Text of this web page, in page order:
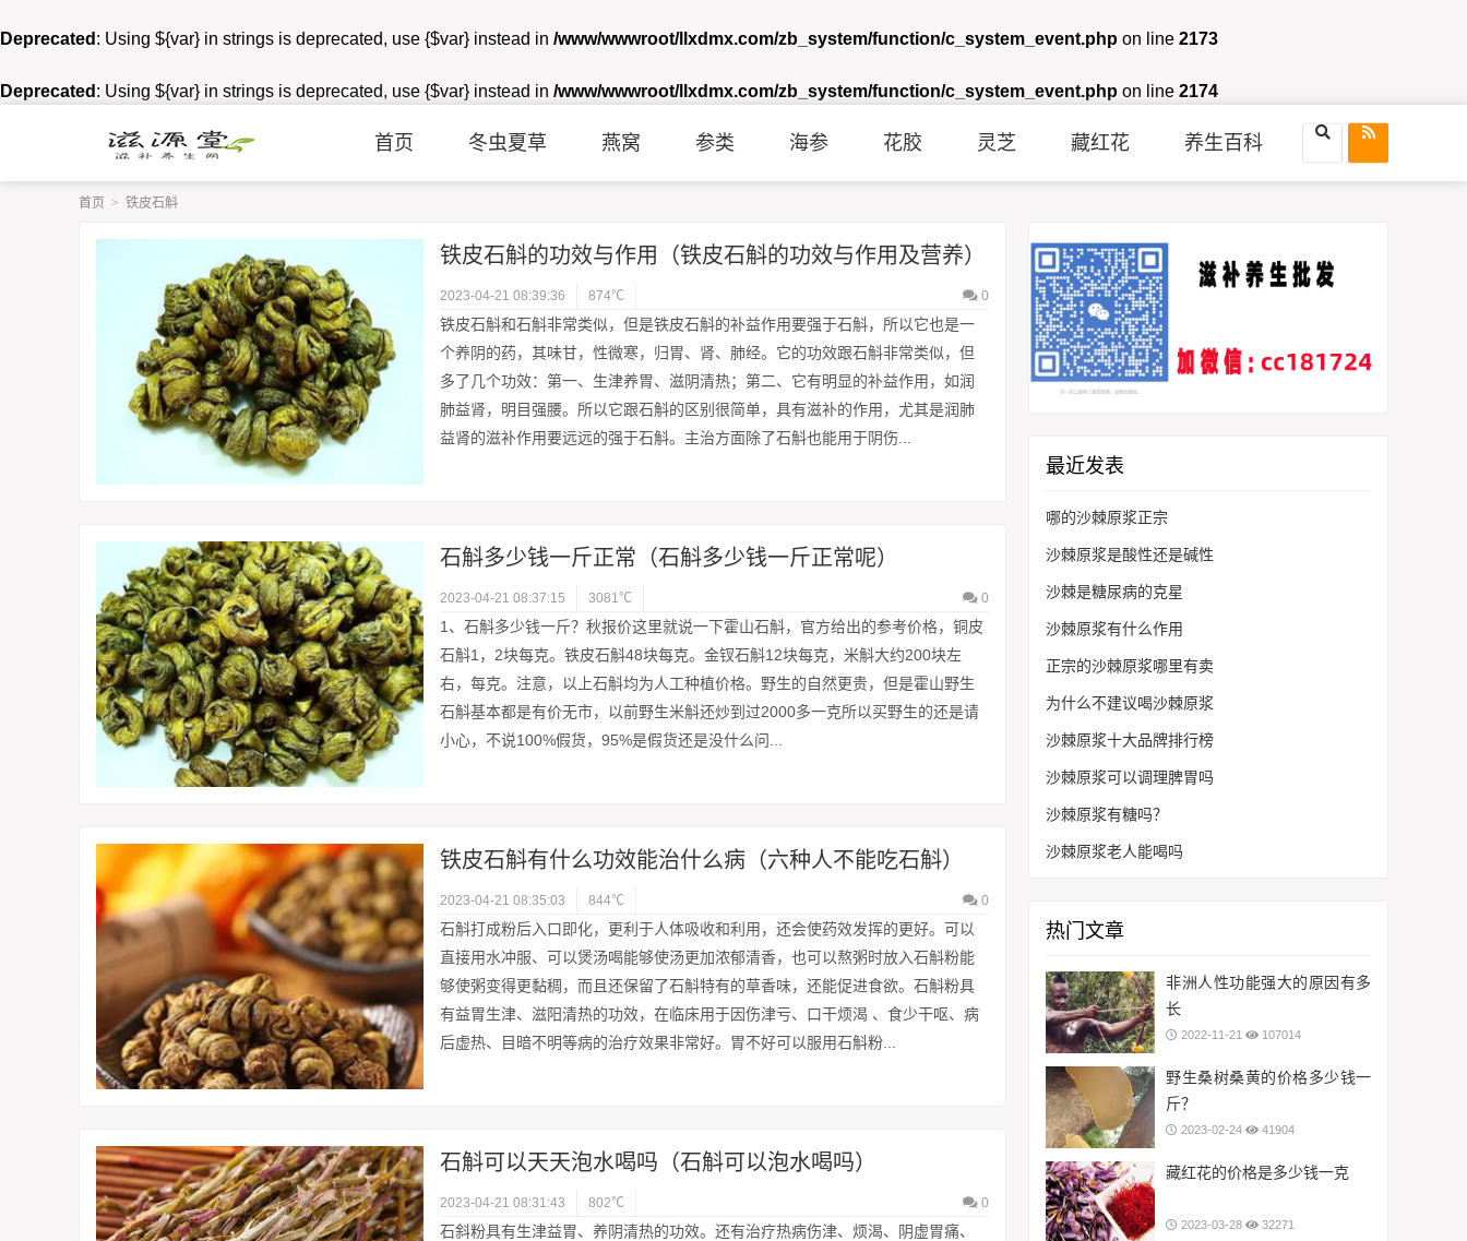
Deprecated : Using ${var} in strings is deprecated, use {$var} instead in /www/wwwroot/llxdmx.com/zb_system/function/c_system_event.php on line 2173
Deprecated : Using ${var} in strings is deprecated, use {$var} instead in /www/wwwroot/llxdmx.com/zb_system/function/c_system_event.php on line 2174
首页 冬虫夏草 燕窝 参类 海参 花胶 灵芝 藏红花 养生百科
首页 > 铁皮石斛
铁皮石斛的功效与作用（铁皮石斛的功效与作用及营养）
2023-04-21 08:39:36 874℃ 0
铁皮石斛和石斛非常类似，但是铁皮石斛的补益作用要强于石斛，所以它也是一
个养阴的药，其味甘，性微寒，归胃、肾、肺经。它的功效跟石斛非常类似，但
多了几个功效：第一、生津养胃、滋阴清热；第二、它有明显的补益作用，如润
肺益肾，明目强腰。所以它跟石斛的区别很简单，具有滋补的作用，尤其是润肺
益肾的滋补作用要远远的强于石斛。主治方面除了石斛也能用于阴伤...
石斛多少钱一斤正常（石斛多少钱一斤正常呢）
2023-04-21 08:37:15 3081℃ 0
1、石斛多少钱一斤？秋报价这里就说一下霍山石斛，官方给出的参考价格，铜皮
石斛1，2块每克。铁皮石斛48块每克。金钗石斛12块每克，米斛大约200块左
右，每克。注意，以上石斛均为人工种植价格。野生的自然更贵，但是霍山野生
石斛基本都是有价无市，以前野生米斛还炒到过2000多一克所以买野生的还是请
小心，不说100%假货，95%是假货还是没什么问...
铁皮石斛有什么功效能治什么病（六种人不能吃石斛）
2023-04-21 08:35:03 844℃ 0
石斛打成粉后入口即化，更利于人体吸收和利用，还会使药效发挥的更好。可以
直接用水冲服、可以煲汤喝能够使汤更加浓郁清香，也可以熬粥时放入石斛粉能
够使粥变得更黏稠，而且还保留了石斛特有的草香味，还能促进食欲。石斛粉具
有益胃生津、滋阳清热的功效，在临床用于因伤津亏、口干烦渴 、食少干呕、病
后虚热、目暗不明等病的治疗效果非常好。胃不好可以服用石斛粉...
石斛可以天天泡水喝吗（石斛可以泡水喝吗）
2023-04-21 08:31:43 802℃ 0
石斜粉具有生津益胃、养阴清热的功效。还有治疗热病伤津、烦渴、阴虚胃痛、
最近发表
哪的沙棘原浆正宗
沙棘原浆是酸性还是碱性
沙棘是糖尿病的克星
沙棘原浆有什么作用
正宗的沙棘原浆哪里有卖
为什么不建议喝沙棘原浆
沙棘原浆十大品牌排行榜
沙棘原浆可以调理脾胃吗
沙棘原浆有糖吗？
沙棘原浆老人能喝吗
热门文章
非洲人性功能强大的原因有多
长
2022-11-21 107014
野生桑树桑黄的价格多少钱一
斤？
2023-02-24 41904
藏红花的价格是多少钱一克
2023-03-28 32271